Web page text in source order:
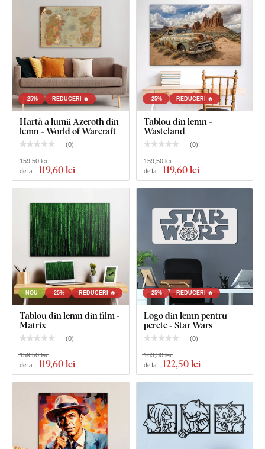
tabloului
Instrucțiuni clare pentru montaj
-25% REDUCERI 🔥
Hartă a lumii Azeroth din
lemn - World of Warcraft
(0)
de la 119,60 lei
159,50 lei
-25% REDUCERI 🔥
Tablou din lemn -
Wasteland
(0)
de la 119,60 lei
159,50 lei
NOU -25% REDUCERI 🔥
Tablou din lemn din film -
Matrix
(0)
de la 119,60 lei
159,50 lei
-25% REDUCERI 🔥
Logo din lemn pentru
perete - Star Wars
(0)
de la 122,50 lei
163,30 lei